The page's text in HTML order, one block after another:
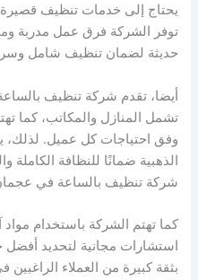
يحتاج إلى خدمات تنظيف
توفر الشركة فرق عمل مدربة
حديثة لضمان تنظيف شامل
أيضا، تقدم شركة تنظيف
تشمل المنازل والمكاتب، كما
وفق احتياجات كل عميل. لذلك،
الذهبية ضمانًا للنظافة الكاملة
شركة تنظيف بالساعة في
كما تهتم الشركة باستخدام مواد
استشارات مجانية لتحديد
بثقة كبيرة من العملاء